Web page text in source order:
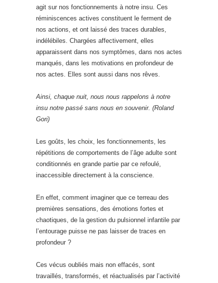
agit sur nos fonctionnements à notre insu. Ces
réminiscences actives constituent le ferment de
nos actions, et ont laissé des traces durables,
indélébiles. Chargées affectivement, elles
apparaissent dans nos symptômes, dans nos actes
manqués, dans les motivations en profondeur de
nos actes. Elles sont aussi dans nos rêves.
Ainsi, chaque nuit, nous nous rappelons à notre
insu notre passé sans nous en souvenir. (Roland
Gori)
Les goûts, les choix, les fonctionnements, les
répétitions de comportements de l’âge adulte sont
conditionnés en grande partie par ce refoulé,
inaccessible directement à la conscience.
En effet, comment imaginer que ce terreau des
premières sensations, des émotions fortes et
chaotiques, de la gestion du pulsionnel infantile par
l’entourage puisse ne pas laisser de traces en
profondeur ?
Ces vécus oubliés mais non effacés, sont
travaillés, transformés, et réactualisés par l’activité